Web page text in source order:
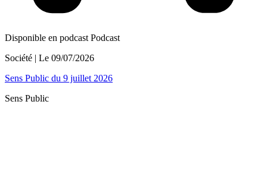
Disponible en podcast Podcast
Société | Le 09/07/2026
Sens Public du 9 juillet 2026
Sens Public